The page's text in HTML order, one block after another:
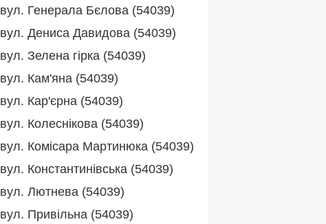
вул. Генерала Бєлова (54039)
вул. Дениса Давидова (54039)
вул. Зелена гірка (54039)
вул. Кам'яна (54039)
вул. Кар'єрна (54039)
вул. Колеснікова (54039)
вул. Комісара Мартинюка (54039)
вул. Константинівська (54039)
вул. Лютнева (54039)
вул. Привільна (54039)